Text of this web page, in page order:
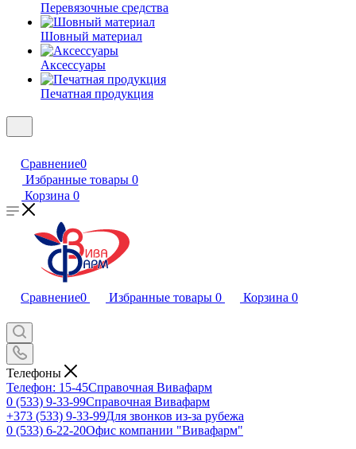
Перевязочные средства
Шовный материал
Аксессуары
Печатная продукция
Сравнение0
Избранные товары 0
Корзина 0
Сравнение0 Избранные товары 0 Корзина 0
Телефоны
Телефон: 15-45Справочная Вивафарм
0 (533) 9-33-99Справочная Вивафарм
+373 (533) 9-33-99Для звонков из-за рубежа
0 (533) 6-22-20Офис компании "Вивафарм"